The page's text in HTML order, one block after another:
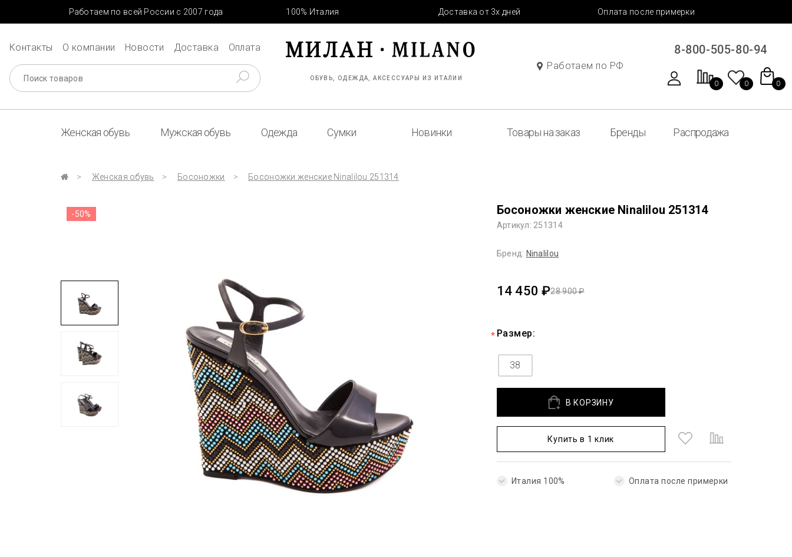
Работаем по всей России с 2007 года 100% Италия Доставка от 3х дней Оплата после примерки
Контакты О компании Новости Доставка Оплата
ОБУВЬ, ОДЕЖДА, АКСЕССУАРЫ ИЗ ИТАЛИИ
Работаем по РФ
8-800-505-80-94
0 0 0
Женская обувь Мужская обувь Одежда Сумки Новинки Товары на заказ Бренды Распродажа
Женская обувь Босоножки Босоножки женские Ninalilou 251314
-50% Босоножки женские Ninalilou 251314
Артикул: 251314
Бренд: Ninalilou
28 900 ₽
14 450 ₽
Размер:
38
В КОРЗИНУ
Купить в 1 клик
Италия 100% Оплата после примерки